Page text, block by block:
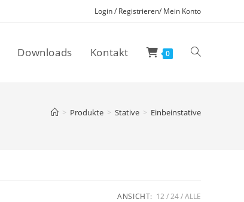
Login / Registrieren/ Mein Konto
Downloads Kontakt 0 Website-
Suche
> Produkte > Stative > Einbeinstative
ANSICHT: 12 24 ALLE